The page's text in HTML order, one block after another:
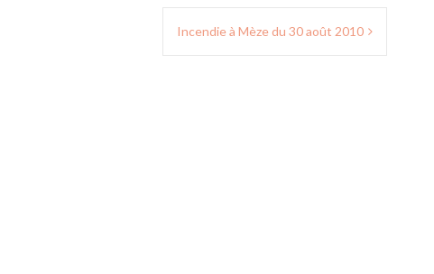
Incendie à Mèze du 30 août 2010